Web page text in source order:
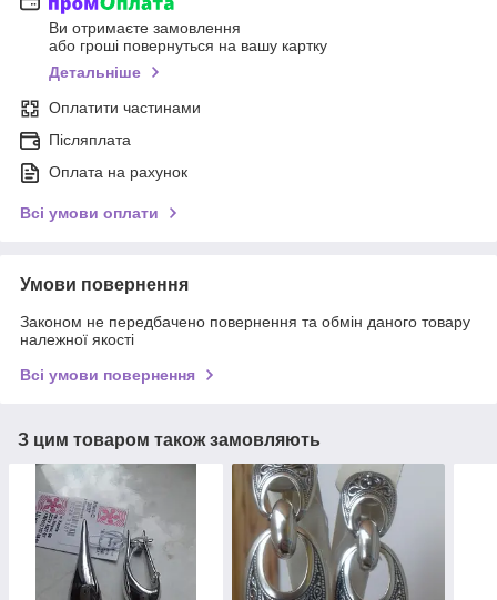
Ви отримаєте замовлення
або гроші повернуться на вашу картку
Детальніше
Оплатити частинами
Післяплата
Оплата на рахунок
Всі умови оплати
Умови повернення
Законом не передбачено повернення та обмін даного товару
належної якості
Всі умови повернення
З цим товаром також замовляють